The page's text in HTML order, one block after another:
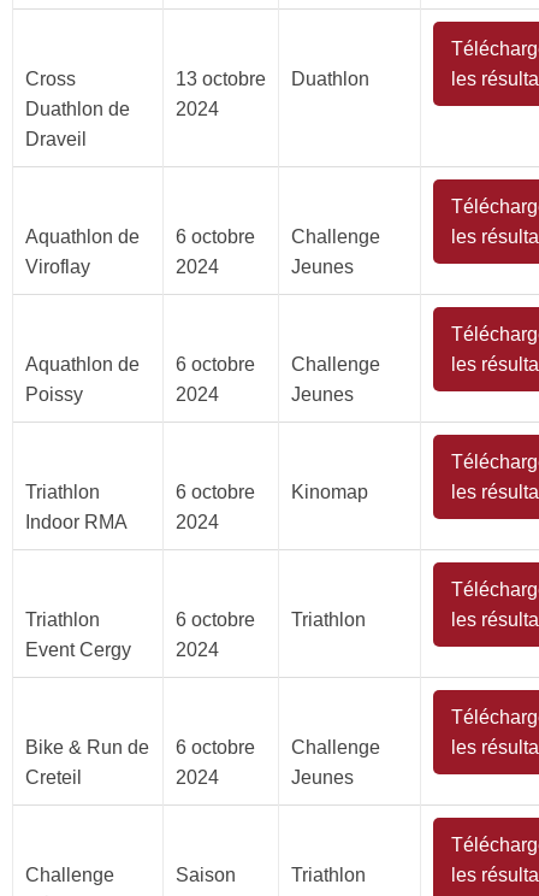
Cross
Duathlon de
Draveil
13 octobre
2024
Duathlon
les
Aquathlon de
Viroflay
6 octobre
2024
Challenge
Jeunes
les
Aquathlon de
Poissy
6 octobre
2024
Challenge
Jeunes
les
Triathlon
Indoor RMA
6 octobre
2024
Kinomap
les
Triathlon
Event Cergy
6 octobre
2024
Triathlon
les
Bike & Run de
Creteil
6 octobre
2024
Challenge
Jeunes
les
Challenge
Saison
Triathlon
les